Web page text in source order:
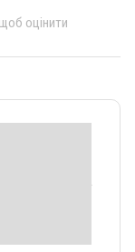
оцінити